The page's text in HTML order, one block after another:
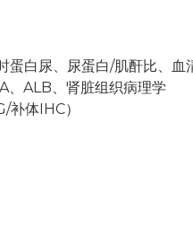
蛋白尿、尿蛋白/肌酐比、血
、ALB、肾脏组织病理学
补体IHC）